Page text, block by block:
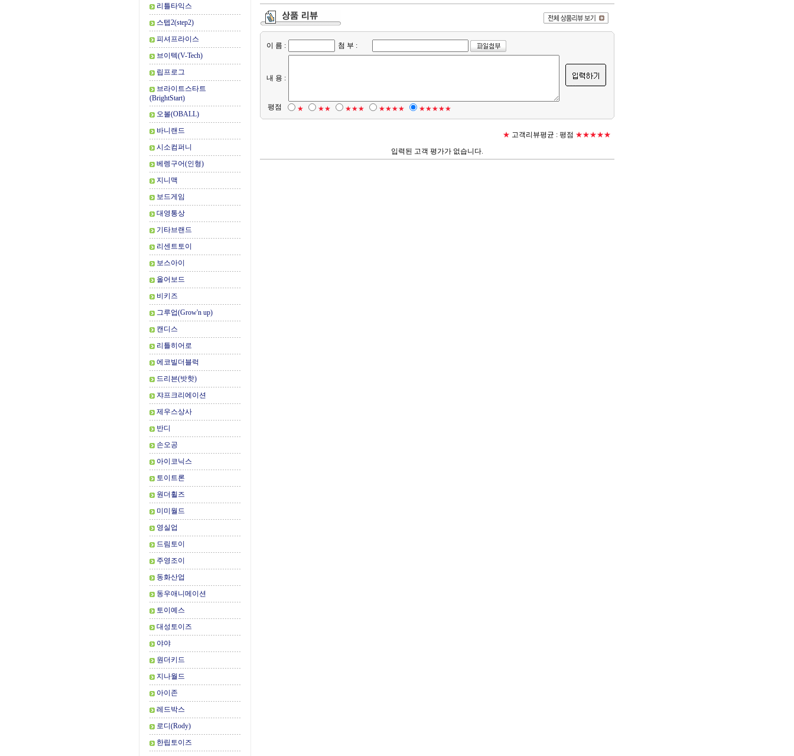
리틀타익스
스텝2(step2)
피셔프라이스
브이텍(V-Tech)
립프로그
브라이트스타트
(BrightStart)
오볼(OBALL)
바니랜드
시소컴퍼니
베렝구어(인형)
지니맥
보드게임
대영통상
기타브랜드
리센트토이
보스아이
올어보드
비키즈
그루업(Grow'n up)
캔디스
리틀히어로
에코빌더블럭
드리븐(밧핫)
쟈프크리에이션
제우스상사
반디
손오공
아이코닉스
토이트론
원더휠즈
미미월드
영실업
드림토이
주영조이
동화산업
동우애니메이션
토이예스
대성토이즈
야야
원더키드
지나월드
아이존
레드박스
로디(Rody)
한립토이즈
이 름 : 첨 부 :
내 용 :
평점 ★ ★★ ★★★ ★★★★ ★★★★★
★ 고객리뷰평균 : 평점 ★★★★★
입력된 고객 평가가 없습니다.